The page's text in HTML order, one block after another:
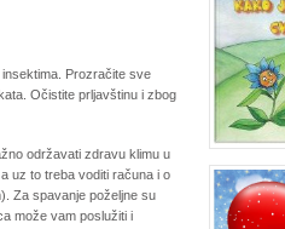
Prozračite sve
Očistite prljavštinu i zbog
održavati zdravu klimu u
uz to treba voditi računa i o
Za spavanje poželjne su
može vam poslužiti i